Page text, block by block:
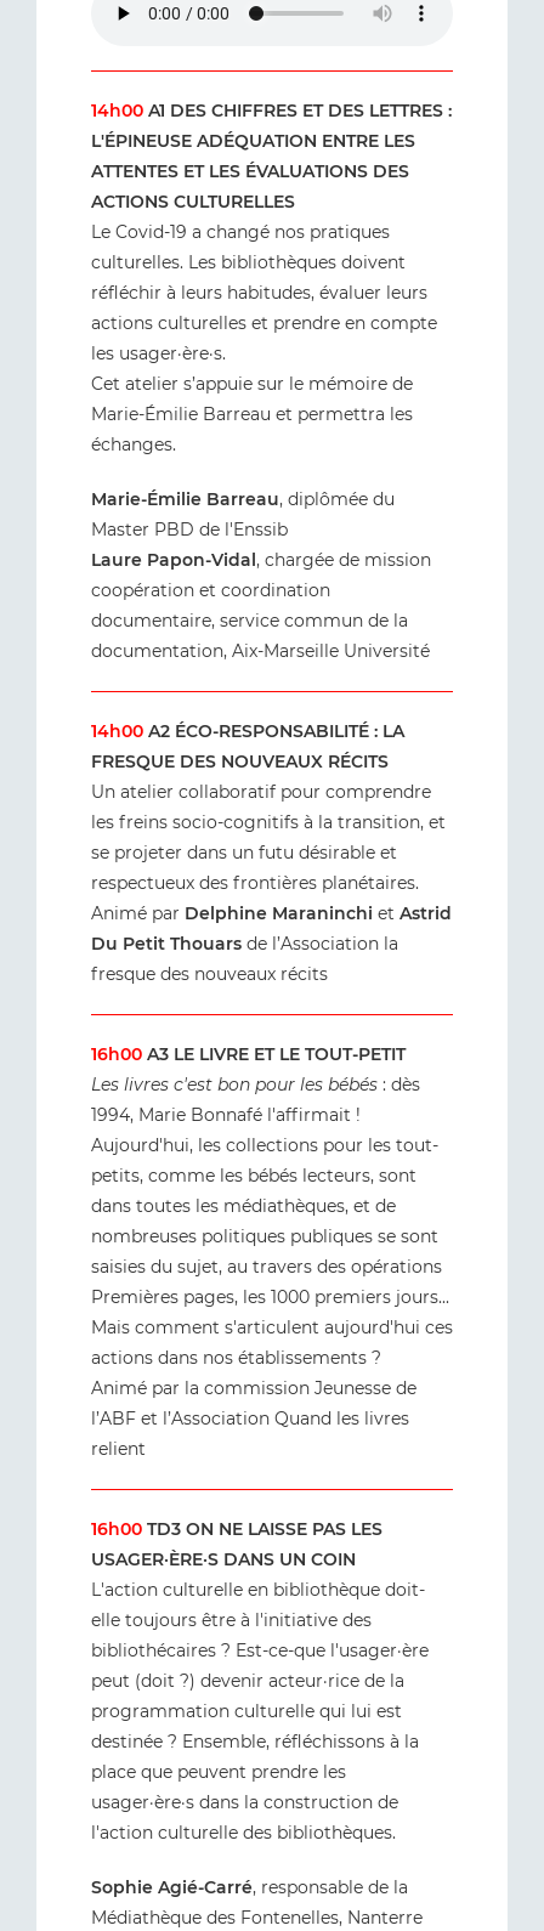
14h00 A1 DES CHIFFRES ET DES LETTRES :
L'ÉPINEUSE ADÉQUATION ENTRE LES
ATTENTES ET LES ÉVALUATIONS DES
ACTIONS CULTURELLES
Le Covid-19 a changé nos pratiques
culturelles. Les bibliothèques doivent
réfléchir à leurs habitudes, évaluer leurs
actions culturelles et prendre en compte
les usager·ère·s.
Cet atelier s’appuie sur le mémoire de
Marie-Émilie Barreau et permettra les
échanges.
Marie-Émilie Barreau, diplômée du
Master PBD de l'Enssib
Laure Papon-Vidal , chargée de mission
coopération et coordination
documentaire, service commun de la
documentation, Aix-Marseille Université
14h00 A2 ÉCO-RESPONSABILITÉ : LA
FRESQUE DES NOUVEAUX RÉCITS
Un atelier collaboratif pour comprendre
les freins socio-cognitifs à la transition, et
se projeter dans un futu désirable et
respectueux des frontières planétaires.
Animé par Delphine Maraninchi et Astrid
Du Petit Thouars de l’Association la
fresque des nouveaux récits
16h00 A3 LE LIVRE ET LE TOUT-PETIT
Les livres c'est bon pour les bébés : dès
1994, Marie Bonnafé l'affirmait !
Aujourd'hui, les collections pour les tout-
petits, comme les bébés lecteurs, sont
dans toutes les médiathèques, et de
nombreuses politiques publiques se sont
saisies du sujet, au travers des opérations
Premières pages, les 1000 premiers jours...
Mais comment s'articulent aujourd'hui ces
actions dans nos établissements ?
Animé par la commission Jeunesse de
l’ABF et l’Association Quand les livres
relient
16h00 TD3 ON NE LAISSE PAS LES
USAGER·ÈRE·S DANS UN COIN
L'action culturelle en bibliothèque doit-
elle toujours être à l'initiative des
bibliothécaires ? Est-ce-que l'usager·ère
peut (doit ?) devenir acteur·rice de la
programmation culturelle qui lui est
destinée ? Ensemble, réfléchissons à la
place que peuvent prendre les
usager·ère·s dans la construction de
l'action culturelle des bibliothèques.
Sophie Agié-Carré, responsable de la
Médiathèque des Fontenelles, Nanterre